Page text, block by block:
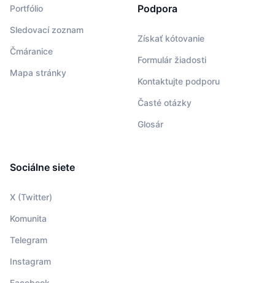
Portfólio
Sledovací zoznam
Čmáranice
Mapa stránky
Podpora
Získať kótovanie
Formulár žiadosti
Kontaktujte podporu
Časté otázky
Glosár
Sociálne siete
X (Twitter)
Komunita
Telegram
Instagram